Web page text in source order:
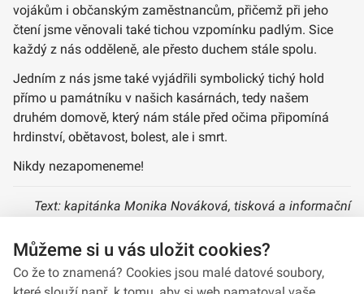
vojákům i občanským zaměstnancům, přičemž při jeho
čtení jsme věnovali také tichou vzpomínku padlým. Sice
každý z nás odděleně, ale přesto duchem stále spolu.
Jedním z nás jsme také vyjádřili symbolický tichý hold
přímo u památníku v našich kasárnách, tedy našem
druhém domově, který nám stále před očima připomíná
hrdinství, obětavost, bolest, ale i smrt.
Nikdy nezapomeneme!
Text: kapitánka Monika Nováková, tisková a informační
Foto: kapitánka Monika Nováková, archiv VeV-VA
Můžeme si u vás uložit cookies?
Co že to znamená? Cookies jsou malé datové soubory,